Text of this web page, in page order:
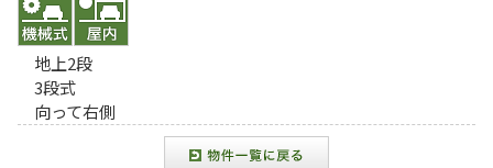
地上2段
3段式
向って右側